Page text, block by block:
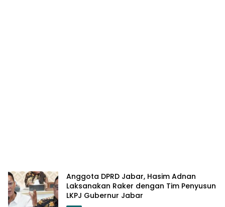
Anggota DPRD Jabar, Hasim Adnan
Laksanakan Raker dengan Tim Penyusun
LKPJ Gubernur Jabar